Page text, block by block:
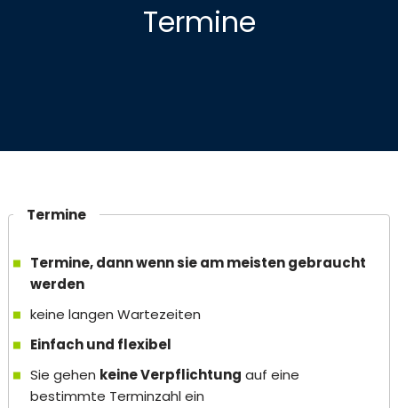
Termine
Termine
Termine, dann wenn sie am meisten gebraucht
werden
keine langen Wartezeiten
Einfach und flexibel
Sie gehen keine Verpflichtung auf eine
bestimmte Terminzahl ein